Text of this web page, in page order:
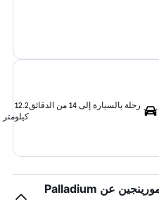
رحلة بالسيارة إلى 14 من الدقائق
12.2
كيلومتر
كم يبعد هوتل فلورا شتوتجارت-مورينجين عن Palladium